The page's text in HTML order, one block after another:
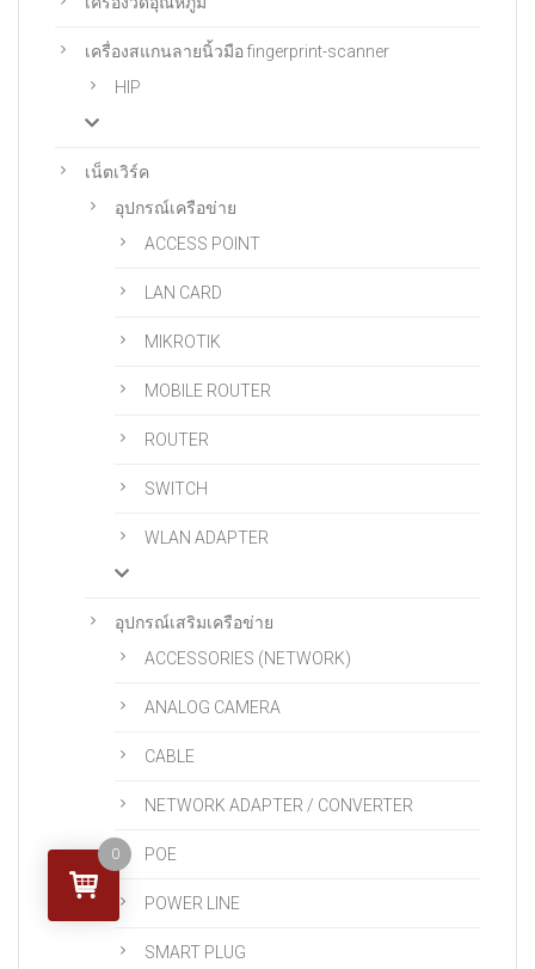
เครื่องสแกนลายนิ้วมือ fingerprint-scanner
HIP
เน็ตเวิร์ค
อุปกรณ์เครือข่าย
ACCESS POINT
LAN CARD
MIKROTIK
MOBILE ROUTER
ROUTER
SWITCH
WLAN ADAPTER
อุปกรณ์เสริมเครือข่าย
ACCESSORIES (NETWORK)
ANALOG CAMERA
CABLE
NETWORK ADAPTER / CONVERTER
POE
POWER LINE
SMART PLUG
0